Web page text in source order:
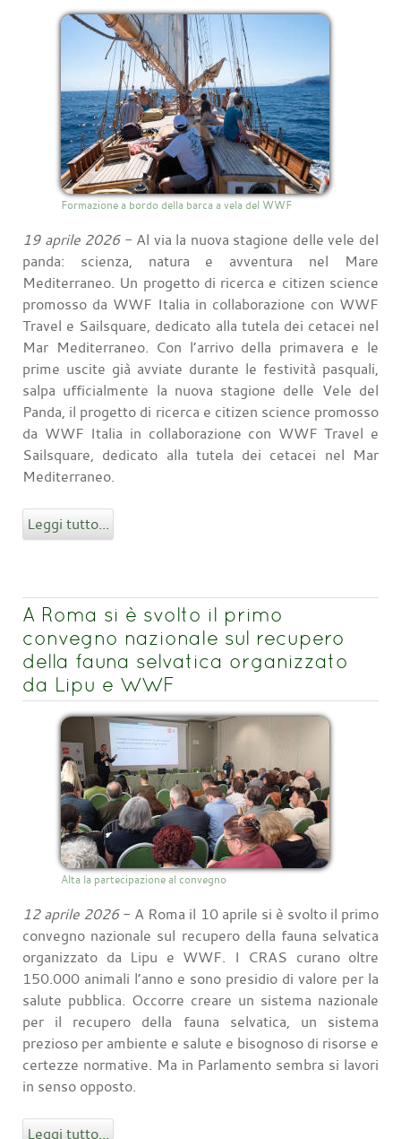
Formazione a bordo della barca a vela del WWF
19 aprile 2026- Al via la nuova stagione delle vele del
panda: scienza, natura e avventura nel Mare
Mediterraneo. Un progetto di ricerca e citizen science
promosso da WWF Italia in collaborazione con WWF
Travel e Sailsquare, dedicato alla tutela dei cetacei nel
Mar Mediterraneo. Con l’arrivo della primavera e le
prime uscite già avviate durante le festività pasquali,
salpa ufficialmente la nuova stagione delle Vele del
Panda, il progetto di ricerca e citizen science promosso
da WWF Italia in collaborazione con WWF Travel e
Sailsquare, dedicato alla tutela dei cetacei nel Mar
Mediterraneo.
Leggi tutto...
A Roma si è svolto il primo
convegno nazionale sul recupero
della fauna selvatica organizzato
da Lipu e WWF
Alta la partecipazione al convegno
12 aprile 2026- A Roma il 10 aprile si è svolto il primo
convegno nazionale sul recupero della fauna selvatica
organizzato da Lipu e WWF. I CRAS curano oltre
150.000 animali l’anno e sono presidio di valore per la
salute pubblica. Occorre creare un sistema nazionale
per il recupero della fauna selvatica, un sistema
prezioso per ambiente e salute e bisognoso di risorse e
certezze normative. Ma in Parlamento sembra si lavori
in senso opposto.
Leggi tutto...